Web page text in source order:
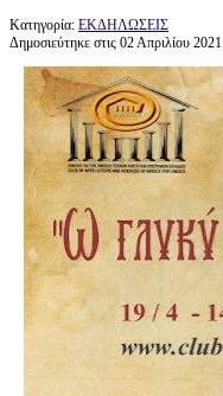
Κατηγορία: ΕΚΔΗΛΩΣΕΙΣ
Δημοσιεύτηκε στις 02 Απριλίου 2021